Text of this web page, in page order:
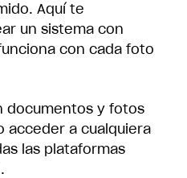
Aquí te
un sistema con
con cada foto
documentos y fotos
acceder a cualquiera
las plataformas